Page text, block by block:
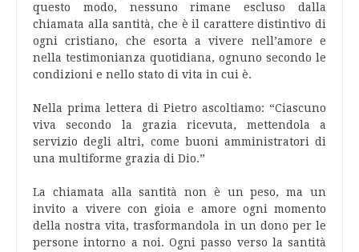
questo modo, nessuno rimane escluso dalla
chiamata alla santità, che è il carattere distintivo di
ogni cristiano, che esorta a vivere nell’amore e
nella testimonianza quotidiana, ognuno secondo le
condizioni e nello stato di vita in cui è.
Nella prima lettera di Pietro ascoltiamo: “Ciascuno
viva secondo la grazia ricevuta, mettendola a
servizio degli altri, come buoni amministratori di
una multiforme grazia di Dio.”
La chiamata alla santità non è un peso, ma un
invito a vivere con gioia e amore ogni momento
della nostra vita, trasformandola in un dono per le
persone intorno a noi. Ogni passo verso la santità